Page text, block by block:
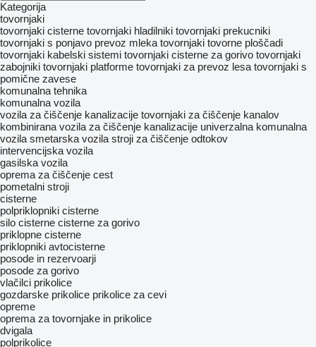
Kategorija
tovornjaki
tovornjaki cisterne tovornjaki hladilniki tovornjaki prekucniki
tovornjaki s ponjavo prevoz mleka tovornjaki tovorne ploščadi
tovornjaki kabelski sistemi tovornjaki cisterne za gorivo tovornjaki
zabojniki tovornjaki platforme tovornjaki za prevoz lesa tovornjaki s
pomične zavese
komunalna tehnika
komunalna vozila
vozila za čiščenje kanalizacije tovornjaki za čiščenje kanalov
kombinirana vozila za čiščenje kanalizacije univerzalna komunalna
vozila smetarska vozila stroji za čiščenje odtokov
intervencijska vozila
gasilska vozila
oprema za čiščenje cest
pometalni stroji
cisterne
polpriklopniki cisterne
silo cisterne cisterne za gorivo
priklopne cisterne
priklopniki avtocisterne
posode in rezervoarji
posode za gorivo
vlačilci prikolice
gozdarske prikolice prikolice za cevi
opreme
oprema za tovornjake in prikolice
dvigala
polprikolice